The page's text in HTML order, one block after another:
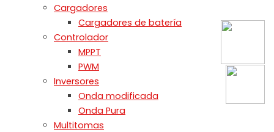
Cargadores
Cargadores de batería
Controlador
MPPT
PWM
Inversores
Onda modificada
Onda Pura
Multitomas